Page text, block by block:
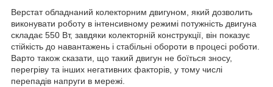
Верстат обладнаний колекторним двигуном, який дозволить
виконувати роботу в інтенсивному режимі потужність двигуна
складає 550 Вт, завдяки колекторній конструкції, він показує
стійкість до навантажень і стабільні обороти в процесі роботи.
Варто також сказати, що такий двигун не боїться зносу,
перегріву та інших негативних факторів, у тому числі
перепадів напруги в мережі.